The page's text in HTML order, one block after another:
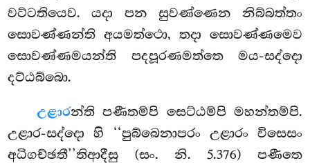
වට්ටතියෙව. යදා පන සුවණ්ණෙන නිබ්බත්තං
සොවණ්ණන්ති අයමත්ථො, තදා සොවණ්ණමෙව
සොවණ්ණමයන්ති පදපූරණමත්තෙ මය-සද්දො
දට්ඨබ්බො.
උළාරන්ති පණීතම්පි සෙට්ඨම්පි මහන්තම්පි.
උළාර-සද්දො හි ‘‘පුබ්බෙනාපරං උළාරං විසෙසං
අධිගච්ඡතී’’තිආදීසු (සං. නි. 5.376) පණීතෙ